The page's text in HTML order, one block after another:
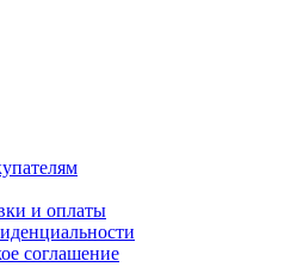
и оплаты
соглашение